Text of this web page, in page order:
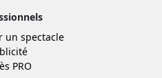
un spectacle
PRO